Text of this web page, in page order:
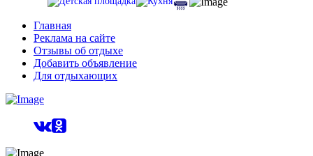
Главная
Реклама на сайте
Отзывы об отдыхе
Добавить объявление
Для отдыхающих